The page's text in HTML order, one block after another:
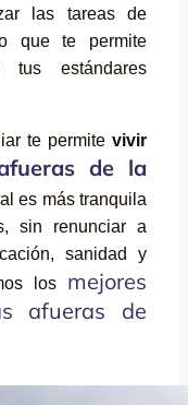
las tareas de
que te permite
tus estándares
te permite vivir
de la
es más tranquila
sin renunciar a
sanidad y
los mejores
afueras de